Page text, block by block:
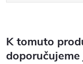
K tomuto